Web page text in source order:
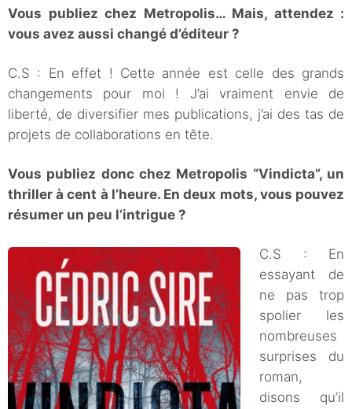
Vous publiez chez Metropolis… Mais, attendez :
vous avez aussi changé d’éditeur ?
C.S : En effet ! Cette année est celle des grands
changements pour moi ! J’ai vraiment envie de
liberté, de diversifier mes publications, j’ai des tas de
projets de collaborations en tête.
Vous publiez donc chez Metropolis “Vindicta”, un
thriller à cent à l’heure. En deux mots, vous pouvez
résumer un peu l’intrigue ?
C.S : En
essayant de
ne pas trop
spolier les
nombreuses
surprises du
roman,
disons qu’il